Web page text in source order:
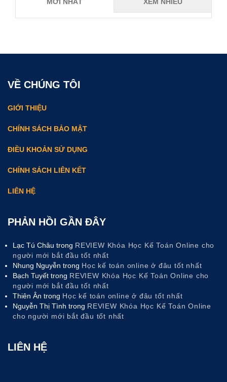
MỚI NHẤT XEM NHIỀU
VỀ CHÚNG TÔI
GIỚI THIỆU
CHÍNH SÁCH BẢO MẬT
ĐIỀU KHOẢN SỬ DỤNG
CHÍNH SÁCH LIÊN KẾT
LIÊN HỆ
PHẢN HỒI GẦN ĐÂY
Lạc Tú Châu trong REVIEW Khóa Học Kế Toán Online cho
người mới bắt đầu tốt nhất
Nhung Nguyễn trong Học kế toán online ở đâu tốt nhất
Bạch Tuyết trong REVIEW Khóa Học Kế Toán Online cho
người mới bắt đầu tốt nhất
Thiên Ân trong Học kế toán online ở đâu tốt nhất
Nguyễn Thị Tình trong REVIEW Khóa Học Kế Toán Online
cho người mới bắt đầu tốt nhất
LIÊN HỆ